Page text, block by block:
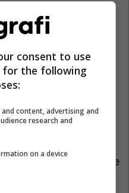
për Marrëdhënie me
se misioni i
consent to use
for the following
content, advertising and
research and
on a device